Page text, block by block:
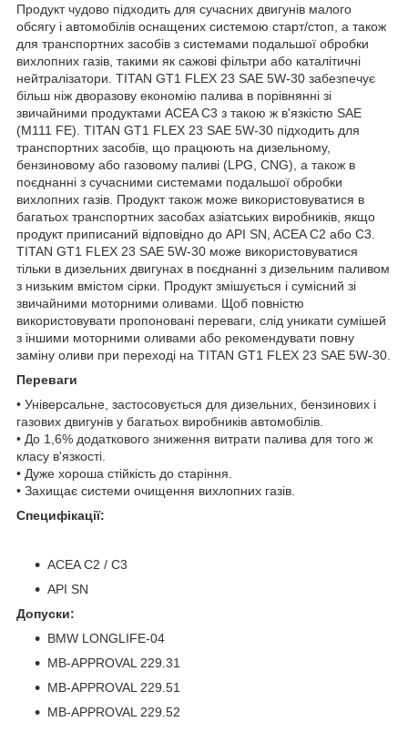
Продукт чудово підходить для сучасних двигунів малого
обсягу і автомобілів оснащених системою старт/стоп, а також
для транспортних засобів з системами подальшої обробки
вихлопних газів, такими як сажові фільтри або каталітичні
нейтралізатори. TITAN GT1 FLEX 23 SAE 5W-30 забезпечує
більш ніж дворазову економію палива в порівнянні зі
звичайними продуктами ACEA C3 з такою ж в'язкістю SAE
(M111 FE). TITAN GT1 FLEX 23 SAE 5W-30 підходить для
транспортних засобів, що працюють на дизельному,
бензиновому або газовому паливі (LPG, CNG), а також в
поєднанні з сучасними системами подальшої обробки
вихлопних газів. Продукт також може використовуватися в
багатьох транспортних засобах азіатських виробників, якщо
продукт приписаний відповідно до API SN, ACEA C2 або C3.
TITAN GT1 FLEX 23 SAE 5W-30 може використовуватися
тільки в дизельних двигунах в поєднанні з дизельним паливом
з низьким вмістом сірки. Продукт змішується і сумісний зі
звичайними моторними оливами. Щоб повністю
використовувати пропоновані переваги, слід уникати сумішей
з іншими моторними оливами або рекомендувати повну
заміну оливи при переході на TITAN GT1 FLEX 23 SAE 5W-30.
Переваги
• Універсальне, застосовується для дизельних, бензинових і
газових двигунів у багатьох виробників автомобілів.
• До 1,6% додаткового зниження витрати палива для того ж
класу в'язкості.
• Дуже хороша стійкість до старіння.
• Захищає системи очищення вихлопних газів.
Специфікації:
ACEA C2 / C3
API SN
Допуски:
BMW LONGLIFE-04
MB-APPROVAL 229.31
MB-APPROVAL 229.51
MB-APPROVAL 229.52